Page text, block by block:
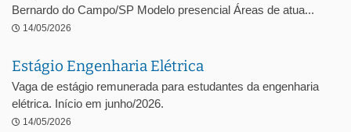
Bernardo do Campo/SP Modelo presencial Áreas de atua...
14/05/2026
Estágio Engenharia Elétrica
Vaga de estágio remunerada para estudantes da engenharia
elétrica. Início em junho/2026.
14/05/2026